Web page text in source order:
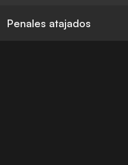
Penales atajados